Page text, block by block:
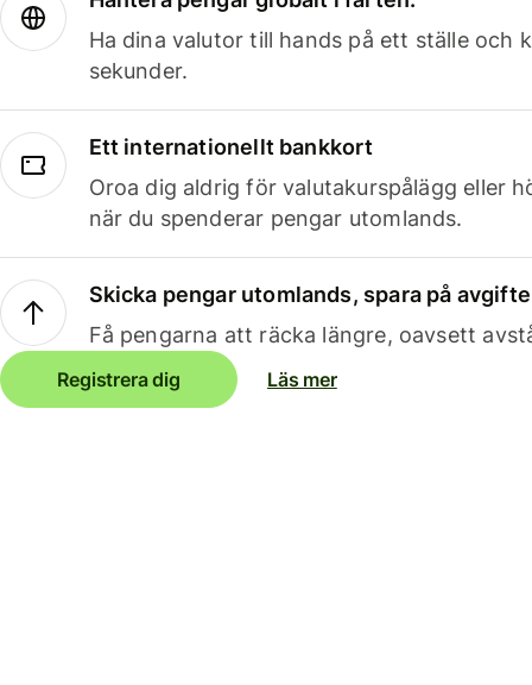
Ha dina valutor till hands på ett ställe och
sekunder.
Ett internationellt bankkort
Oroa dig aldrig för valutakurspålägg eller
när du spenderar pengar utomlands.
Skicka pengar utomlands, spara på
Få pengarna att räcka längre, oavsett
Registrera dig Läs mer